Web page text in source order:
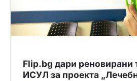
Flip.bg дари реновирани
ИСУЛ за проекта